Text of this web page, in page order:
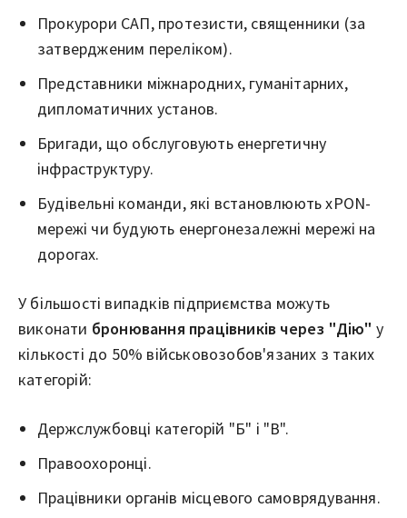
Прокурори САП, протезисти, священники (за
затвердженим переліком).
Представники міжнародних, гуманітарних,
дипломатичних установ.
Бригади, що обслуговують енергетичну
інфраструктуру.
Будівельні команди, які встановлюють xPON-
мережі чи будують енергонезалежні мережі на
дорогах.
У більшості випадків підприємства можуть
виконати бронювання працівників через "Дію" у
кількості до 50% військовозобов'язаних з таких
категорій:
Держслужбовці категорій "Б" і "В".
Правоохоронці.
Працівники органів місцевого самоврядування.